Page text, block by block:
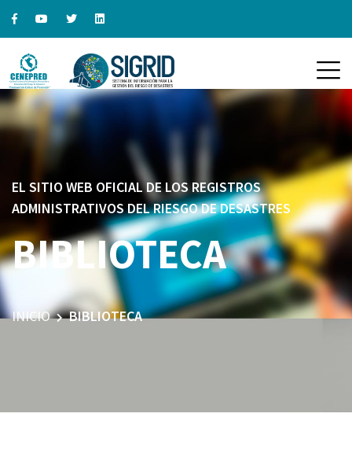
EL SITIO WEB OFICIAL DE LOS REGISTROS
ADMINISTRATIVOS DEL RIESGO DE DESASTRES
BIBLIOTECA
INICIO BIBLIOTECA